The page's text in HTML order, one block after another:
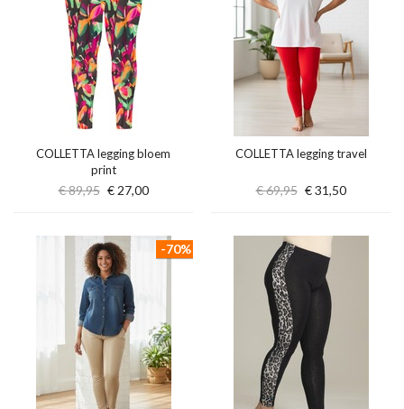
COLLETTA legging bloem
print
€ 89,95 € 27,00
COLLETTA legging travel
€ 69,95 € 31,50
-70%